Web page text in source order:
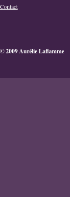
Contact
© 2009 Aurélie Laflamme